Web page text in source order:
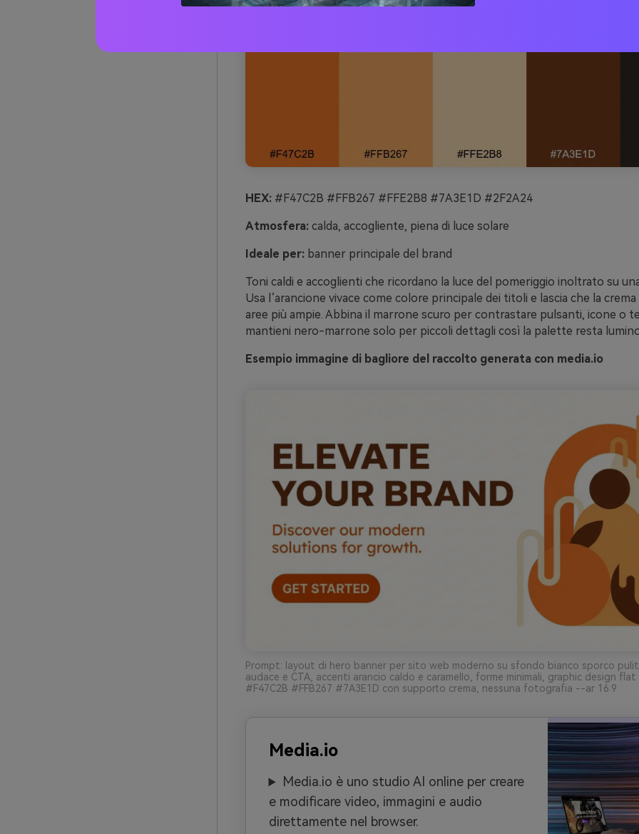
HEX:#F47C2B #FFB267 #FFE2B8 #7A3E1D #2F2A24
Atmosfera:calda, accogliente, piena di luce solare
Ideale per:banner principale del brand
Toni caldi e accoglienti che ricordano la luce del pomeriggio inoltrato su
Usa l’arancione vivace come colore principale dei titoli e lascia che la crema
aree più ampie. Abbina il marrone scuro per contrastare pulsanti, icone o
mantieni nero-marrone solo per piccoli dettagli così la palette resta
Esempio immagine di bagliore del raccolto generata con media.io
Prompt: layout di hero banner per sito web moderno su sfondo bianco sporco
audace e CTA, accenti arancio caldo e caramello, forme minimali, graphic design
#F47C2B #FFB267 #7A3E1D con supporto crema, nessuna fotografia --ar 16:9
Media.io
Media.io è uno studio AI online per creare
e modificare video, immagini e audio
direttamente nel browser.